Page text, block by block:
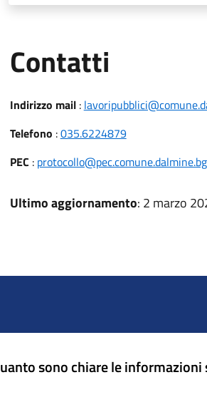
Contatti
Indirizzo mail:
Telefono :035.6224879
PEC :
Ultimo aggiornamento: 2 marzo
sono chiare le informazioni